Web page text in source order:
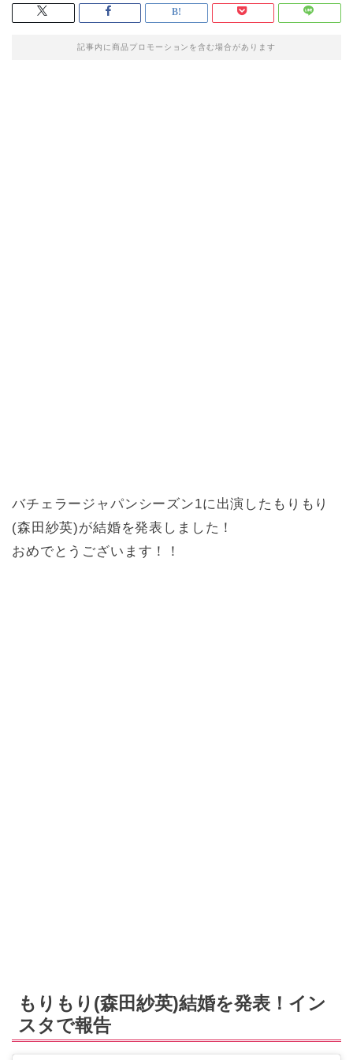
記事内に商品プロモーションを含む場合があります
バチェラージャパンシーズン1に出演したもりもり
(森田紗英)が結婚を発表しました！
おめでとうございます！！
もりもり(森田紗英)結婚を発表！イン
スタで報告